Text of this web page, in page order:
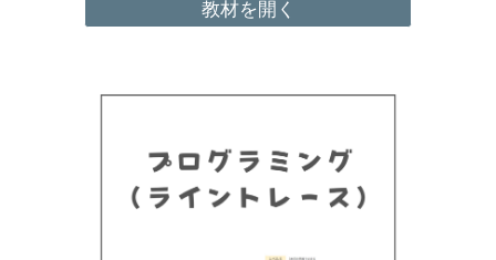
教材を開く